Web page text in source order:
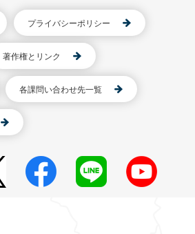
プライバシーポリシー
著作権とリンク
各課問い合わせ先一覧